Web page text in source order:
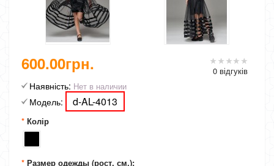
0 відгуків
600.00грн.
Наявність: Нет в наличии
Модель: d-AL-4013
Колір
Размер одежды (рост, см.):